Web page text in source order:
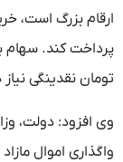
ارقام بزرگ است،
تومان نقدینگی
وی افزود: دولت،
واگذاری اموال